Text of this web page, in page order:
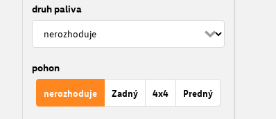
druh paliva
pohon
nerozhoduje Zadný 4x4 Predný